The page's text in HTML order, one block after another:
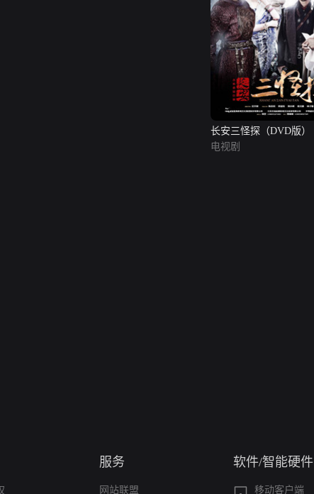
长安三怪探（DVD版）
电视剧
服务
网站联盟
软件/智能硬件
移动客户端